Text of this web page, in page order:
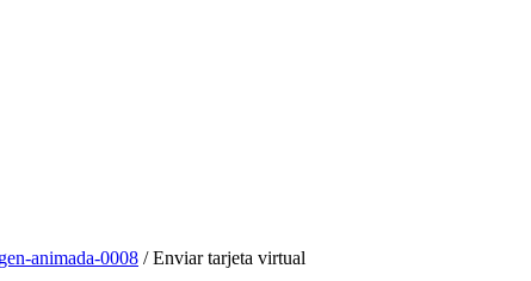
animada-0008 / Enviar tarjeta virtual